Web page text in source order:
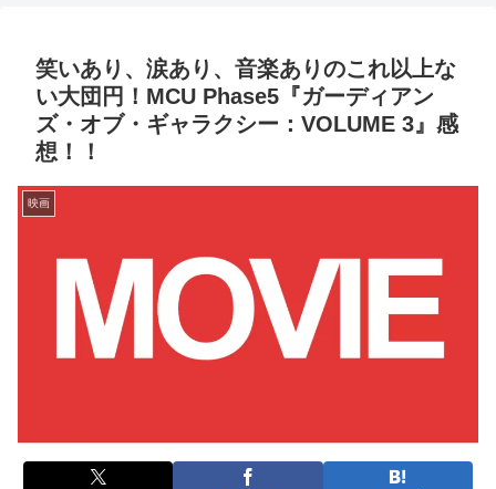
笑いあり、涙あり、音楽ありのこれ以上な
い大団円！MCU Phase5『ガーディアン
ズ・オブ・ギャラクシー：VOLUME 3』感
想！！
映画